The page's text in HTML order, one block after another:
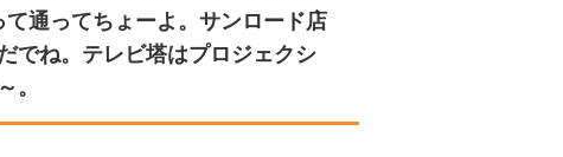
通ってちょーよ。サンロード店
でね。テレビ塔はプロジェクシ
。